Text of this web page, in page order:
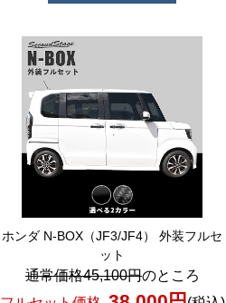
ホンダ N-BOX（JF3/JF4） 外装フルセ
ット
通常価格45,100円のところ